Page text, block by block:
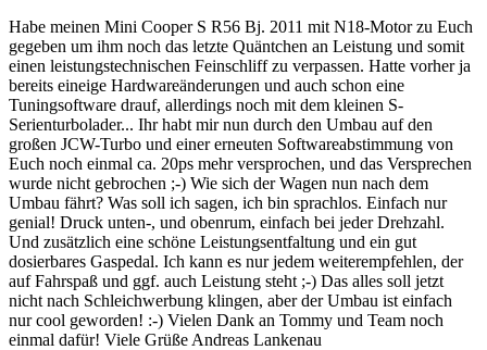
Habe meinen Mini Cooper S R56 Bj. 2011 mit N18-Motor zu Euch
gegeben um ihm noch das letzte Quäntchen an Leistung und somit
einen leistungstechnischen Feinschliff zu verpassen. Hatte vorher ja
bereits eineige Hardwareänderungen und auch schon eine
Tuningsoftware drauf, allerdings noch mit dem kleinen S-
Serienturbolader... Ihr habt mir nun durch den Umbau auf den
großen JCW-Turbo und einer erneuten Softwareabstimmung von
Euch noch einmal ca. 20ps mehr versprochen, und das Versprechen
wurde nicht gebrochen ;-) Wie sich der Wagen nun nach dem
Umbau fährt? Was soll ich sagen, ich bin sprachlos. Einfach nur
genial! Druck unten-, und obenrum, einfach bei jeder Drehzahl.
Und zusätzlich eine schöne Leistungsentfaltung und ein gut
dosierbares Gaspedal. Ich kann es nur jedem weiterempfehlen, der
auf Fahrspaß und ggf. auch Leistung steht ;-) Das alles soll jetzt
nicht nach Schleichwerbung klingen, aber der Umbau ist einfach
nur cool geworden! :-) Vielen Dank an Tommy und Team noch
einmal dafür! Viele Grüße Andreas Lankenau